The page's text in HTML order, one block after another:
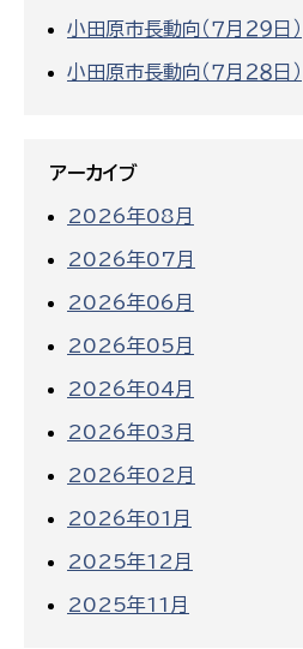
小田原市長動向（７月２９日）
小田原市長動向（７月２８日）
アーカイブ
2026年08月
2026年07月
2026年06月
2026年05月
2026年04月
2026年03月
2026年02月
2026年01月
2025年12月
2025年11月